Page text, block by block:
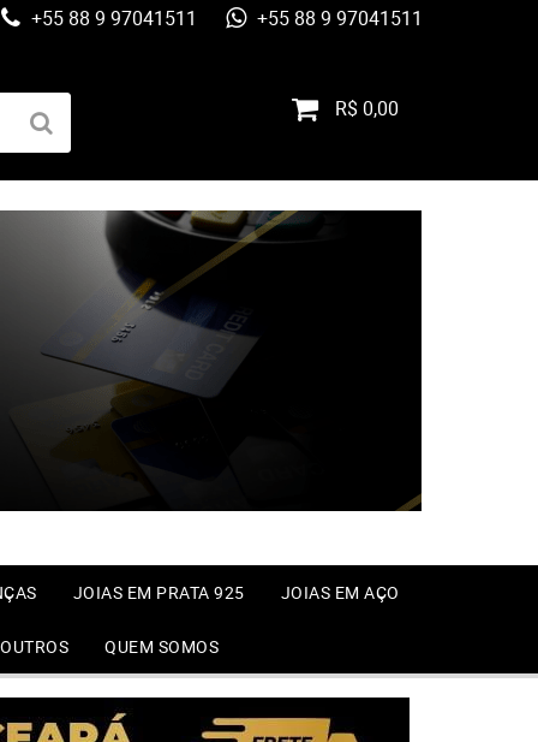
+55 88 9 97041511 +55 88 9 97041511
R$ 0,00
JOIAS EM PRATA 925 JOIAS EM AÇO
OUTROS QUEM SOMOS